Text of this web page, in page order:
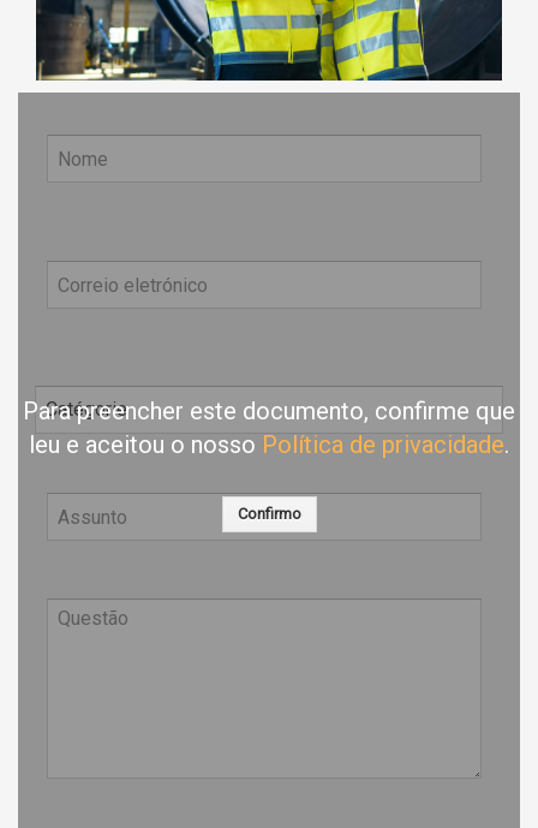
Para preencher este documento, confirme que
leu e aceitou o nosso Política de privacidade.
Confirmo